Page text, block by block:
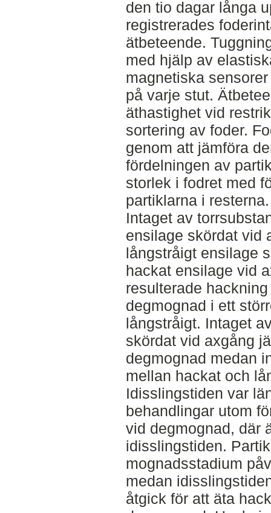
den tio dagar långa
registrerades
ätbeteende.
med hjälp av
magnetiska
på varje stut.
äthastighet vid
sortering av foder.
genom att jämföra
fördelningen av
storlek i fodret med
partiklarna i resterna.
Intaget av
ensilage skördat vid
långstråigt ensilage
hackat ensilage vid
resulterade
degmognad i ett
långstråigt. Intaget
skördat vid axgång
degmognad medan
mellan hackat och
Idisslingstiden var
behandlingar utom
vid degmognad, där
idisslingstiden.
mognadsstadium
medan
åtgick för att äta